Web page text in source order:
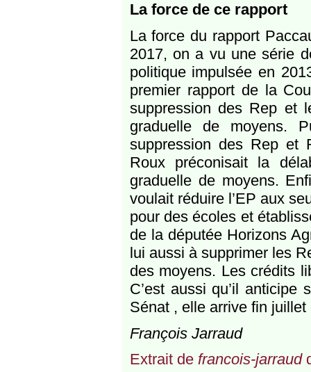
La force de ce rapport
La force du rapport
2017, on a vu une série
politique impulsée en
premier rapport de la
suppression des Rep et
graduelle de moyens.
suppression des Rep et
Roux préconisait la
graduelle de moyens.
voulait réduire l’EP aux
pour des écoles et
de la députée Horizons
lui aussi à supprimer les
des moyens. Les crédits
C’est aussi qu’il
Sénat , elle arrive fin juillet
François Jarraud
Extrait de francois-jarraud